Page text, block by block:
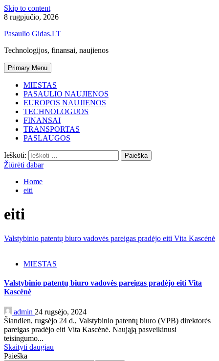
Skip to content
8 rugpjūčio, 2026
Pasaulio Gidas.LT
Technologijos, finansai, naujienos
Primary Menu
MIESTAS
PASAULIO NAUJIENOS
EUROPOS NAUJIENOS
TECHNOLOGIJOS
FINANSAI
TRANSPORTAS
PASLAUGOS
Ieškoti:
Žiūrėti dabar
Home
eiti
eiti
Valstybinio patentų biuro vadovės pareigas pradėjo eiti Vita Kascėnė
MIESTAS
Valstybinio patentų biuro vadovės pareigas pradėjo eiti Vita
Kascėnė
admin 24 rugsėjo, 2024
Šiandien, rugsėjo 24 d., Valstybinio patentų biuro (VPB) direktorės
pareigas pradėjo eiti Vita Kascėnė. Naująją pasveikinusi
teisingumo...
Skaityti daugiau
Paieška